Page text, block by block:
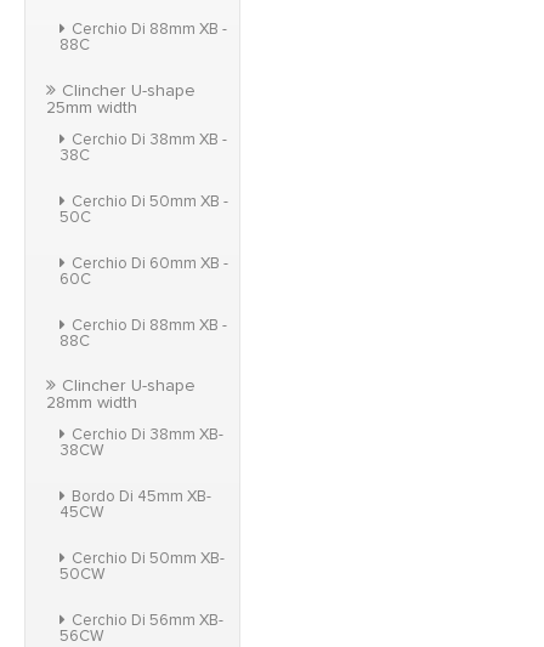
Cerchio Di 88mm XB -
88C
Clincher U-shape
25mm width
Cerchio Di 38mm XB -
38C
Cerchio Di 50mm XB -
50C
Cerchio Di 60mm XB -
60C
Cerchio Di 88mm XB -
88C
Clincher U-shape
28mm width
Cerchio Di 38mm XB-
38CW
Bordo Di 45mm XB-
45CW
Cerchio Di 50mm XB-
50CW
Cerchio Di 56mm XB-
56CW